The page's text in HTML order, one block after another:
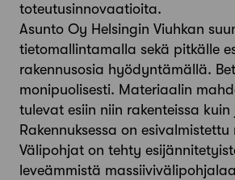
toteutusinnovaatioita.
Asunto Oy Helsingin Viuhkan
tietomallintamalla sekä pitkälle
rakennusosia hyödyntämällä.
monipuolisesti. Materiaalin
tulevat esiin niin rakenteissa kuin
Rakennuksessa on esivalmistettu
Välipohjat on tehty
leveämmistä